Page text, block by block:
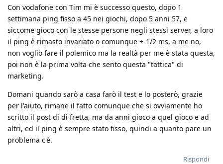
Con vodafone con Tim mi è successo questo, dopo 1
settimana ping fisso a 45 nei giochi, dopo 5 anni 57, e
siccome gioco con le stesse persone negli stessi server, a loro
il ping è rimasto invariato o comunque +-1/2 ms, a me no,
non voglio fare il polemico ma la realtà per me è stata questa,
poi non è la prima volta che sento questa "tattica" di
marketing.
Domani quando sarò a casa farò il test e lo posterò, grazie
per l'aiuto, rimane il fatto comunque che si ovviamente ho
scritto il post di di fretta, ma da anni gioco a quel gioco e ad
altri, ed il ping è sempre stato fisso, quindi a quanto pare un
problema c'è.
Rispondi